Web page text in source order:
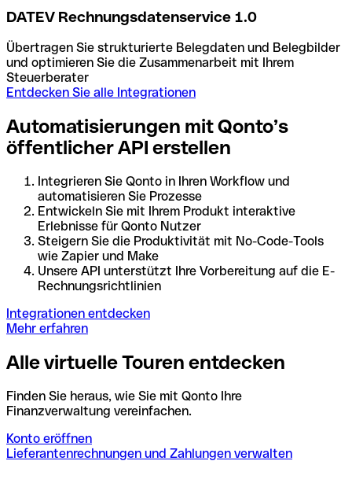
DATEV Rechnungsdatenservice 1.0
Übertragen Sie strukturierte Belegdaten und Belegbilder
und optimieren Sie die Zusammenarbeit mit Ihrem
Steuerberater
Entdecken Sie alle Integrationen
Automatisierungen mit Qonto’s
öffentlicher API erstellen
Integrieren Sie Qonto in Ihren Workflow und
automatisieren Sie Prozesse
Entwickeln Sie mit Ihrem Produkt interaktive
Erlebnisse für Qonto Nutzer
Steigern Sie die Produktivität mit No-Code-Tools
wie Zapier und Make
Unsere API unterstützt Ihre Vorbereitung auf die E-
Rechnungsrichtlinien
Integrationen entdecken
Mehr erfahren
Alle virtuelle Touren entdecken
Finden Sie heraus, wie Sie mit Qonto Ihre
Finanzverwaltung vereinfachen.
Konto eröffnen
Lieferantenrechnungen und Zahlungen verwalten